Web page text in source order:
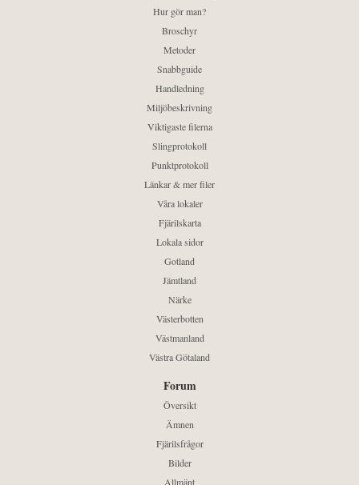
Hur gör man?
Broschyr
Metoder
Snabbguide
Handledning
Miljöbeskrivning
Viktigaste filerna
Slingprotokoll
Punktprotokoll
Länkar & mer filer
Våra lokaler
Fjärilskarta
Lokala sidor
Gotland
Jämtland
Närke
Västerbotten
Västmanland
Västra Götaland
Forum
Översikt
Ämnen
Fjärilsfrågor
Bilder
Allmänt